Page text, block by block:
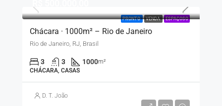
PRONTO VENDA ESPAÇOSO
Chácara · 1000m² – Rio de Janeiro
Rio de Janeiro, RJ, Brasil
3 3 1000m²
CHÁCARA, CASAS
D. T. João